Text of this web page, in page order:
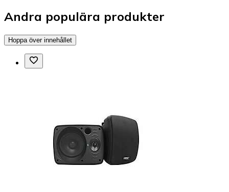
Andra populära produkter
Hoppa över innehållet